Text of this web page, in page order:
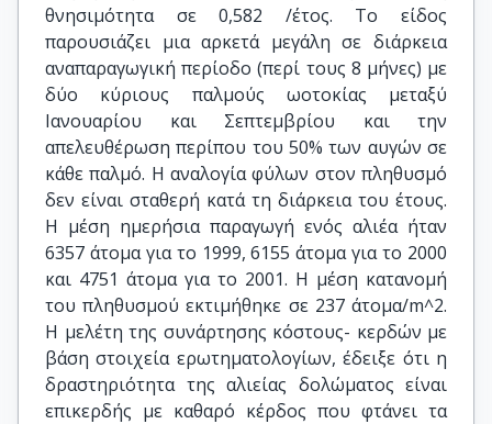
θνησιμότητα σε 0,582 /έτος. Το είδος
παρουσιάζει μια αρκετά μεγάλη σε διάρκεια
αναπαραγωγική περίοδο (περί τους 8 μήνες) με
δύο κύριους παλμούς ωοτοκίας μεταξύ
Ιανουαρίου και Σεπτεμβρίου και την
απελευθέρωση περίπου του 50% των αυγών σε
κάθε παλμό. Η αναλογία φύλων στον πληθυσμό
δεν είναι σταθερή κατά τη διάρκεια του έτους.
Η μέση ημερήσια παραγωγή ενός αλιέα ήταν
6357 άτομα για το 1999, 6155 άτομα για το 2000
και 4751 άτομα για το 2001. Η μέση κατανομή
του πληθυσμού εκτιμήθηκε σε 237 άτομα/m^2.
Η μελέτη της συνάρτησης κόστους- κερδών με
βάση στοιχεία ερωτηματολογίων, έδειξε ότι η
δραστηριότητα της αλιείας δολώματος είναι
επικερδής με καθαρό κέρδος που φτάνει τα